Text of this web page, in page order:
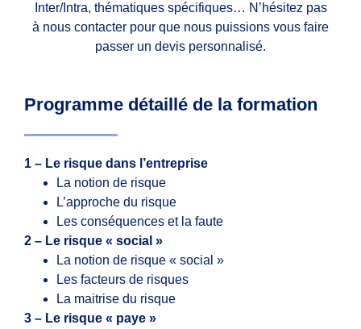
Inter/Intra, thématiques spécifiques… N’hésitez pas
à nous contacter pour que nous puissions vous faire
passer un devis personnalisé.
Programme détaillé de la formation
1 – Le risque dans l’entreprise
La notion de risque
L’approche du risque
Les conséquences et la faute
2 – Le risque « social »
La notion de risque « social »
Les facteurs de risques
La maitrise du risque
3 – Le risque « paye »